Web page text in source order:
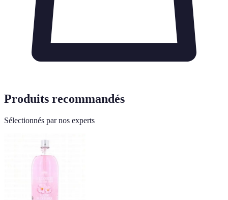
Produits recommandés
Sélectionnés par nos experts